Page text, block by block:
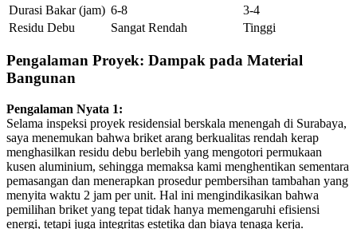
Durasi Bakar (jam) 6-8
3-4
Residu Debu
Sangat Rendah Tinggi
Pengalaman Proyek: Dampak pada Material
Bangunan
Pengalaman Nyata 1:
Selama inspeksi proyek residensial berskala menengah di Surabaya,
saya menemukan bahwa briket arang berkualitas rendah kerap
menghasilkan residu debu berlebih yang mengotori permukaan
kusen aluminium, sehingga memaksa kami menghentikan sementara
pemasangan dan menerapkan prosedur pembersihan tambahan yang
menyita waktu 2 jam per unit. Hal ini mengindikasikan bahwa
pemilihan briket yang tepat tidak hanya memengaruhi efisiensi
energi, tetapi juga integritas estetika dan biaya tenaga kerja.